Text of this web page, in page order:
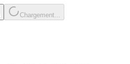
Chargement...